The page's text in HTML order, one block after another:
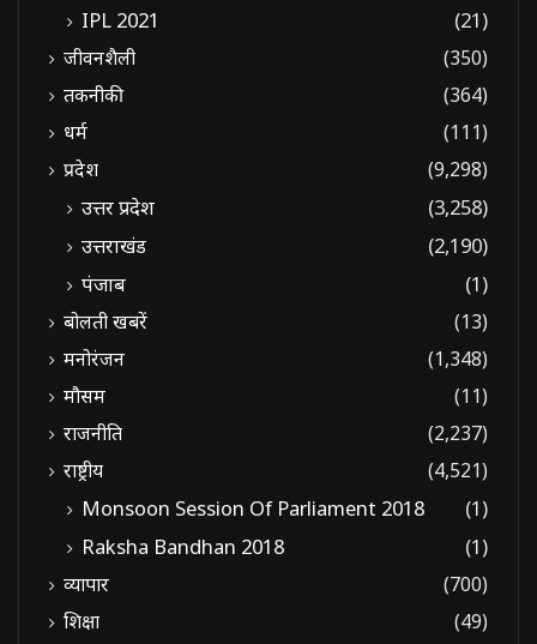
IPL 2021 (21)
जीवनशैली
(350)
तकनीकी
(364)
धर्म
(111)
प्रदेश
(9,298)
उत्तर प्रदेश
(3,258)
उत्तराखंड
(2,190)
पंजाब
(1)
बोलती खबरें
(13)
मनोरंजन
(1,348)
मौसम
(11)
राजनीति
(2,237)
राष्ट्रीय
(4,521)
Monsoon Session Of Parliament 2018
(1)
Raksha Bandhan 2018
(1)
व्यापार
(700)
शिक्षा
(49)